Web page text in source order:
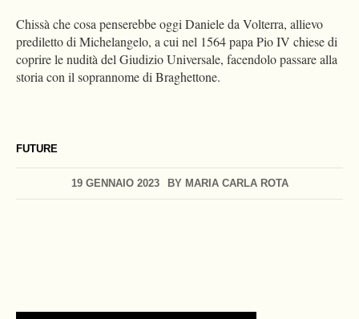
FUTURE
19 GENNAIO 2023 BY MARIA CARLA ROTA
Chissà che cosa penserebbe oggi Daniele da Volterra, allievo
prediletto di Michelangelo, a cui nel 1564 papa Pio IV chiese di
coprire le nudità del Giudizio Universale, facendolo passare alla
storia con il soprannome di Braghettone.